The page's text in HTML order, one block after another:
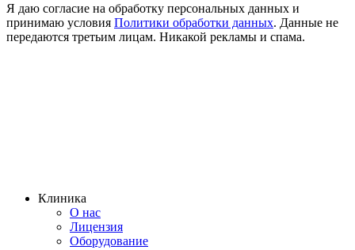
Я даю согласие на обработку персональных данных и
принимаю условия Политики обработки данных. Данные не
передаются третьим лицам. Никакой рекламы и спама.
Клиника
О нас
Лицензия
Оборудование